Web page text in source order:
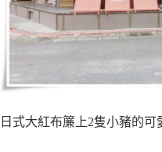
日式大紅布簾上2隻小豬的可